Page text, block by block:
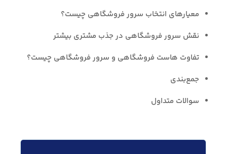
معیارهای انتخاب سرور فروشگاهی چیست؟
نقش سرور فروشگاهی در جذب مشتری بیشتر
تفاوت هاست فروشگاهی و سرور فروشگاهی چیست؟
جمع‌بندی
سوالات متداول